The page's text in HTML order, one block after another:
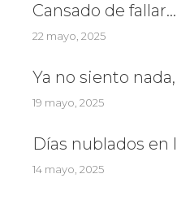
Cansado de
22 mayo, 2025
Ya no siento
19 mayo, 2025
Días nublados en
14 mayo, 2025